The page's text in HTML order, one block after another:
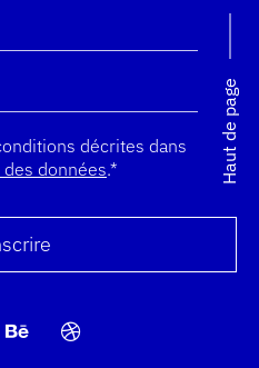
sur le twitter Agence Web
Aller sur le linkedin
Aller sur le
fenêtre) Aller sur le
(Nouvelle fenêtre) Aller
(Nouvelle fenêtre)
décrites dans
données.* Haut de page